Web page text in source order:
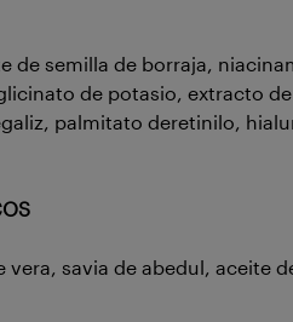
de semilla de borraja,
de potasio, extracto
palmitato deretinilo,
vera, savia de abedul, aceite